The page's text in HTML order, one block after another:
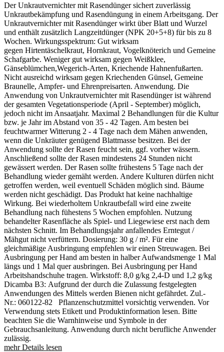
Der Unkrautvernichter mit Rasendünger sichert zuverlässig
Unkrautbekämpfung und Rasendüngung in einem Arbeitsgang. Der
Unkrautvernichter mit Rasendünger wirkt über Blatt und Wurzel
und enthält zusätzlich Langzeitdünger (NPK 20+5+8) für bis zu 8
Wochen. Wirkungsspektrum: Gut wirksam
gegen Hirtentäschelkraut, Hornkraut, Vogelknöterich und Gemeine
Schafgarbe. Weniger gut wirksam gegen Weißklee,
Gänseblümchen,Wegerich-Arten, Kriechende Hahnenfußarten.
Nicht ausreichd wirksam gegen Kriechenden Günsel, Gemeine
Braunelle, Ampfer- und Ehrenpreisarten. Anwendung. Die
Anwendung von Unkrautvernichter mit Rasendünger ist während
der gesamten Vegetationsperiode (April - September) möglich,
jedoch nicht im Ansaatjahr. Maximal 2 Behandlungen für die Kultur
bzw. je Jahr im Abstand von 35 - 42 Tagen. Am besten bei
feuchtwarmer Witterung 2 - 4 Tage nach dem Mähen anwenden,
wenn die Unkräuter genügend Blattmasse besitzen. Bei der
Anwendung sollte der Rasen feucht sein, ggf. vorher wässern.
Anschließend sollte der Rasen mindestens 24 Stunden nicht
gewässert werden. Der Rasen sollte frühestens 5 Tage nach der
Behandlung wieder gemäht werden. Andere Kulturen dürfen nicht
getroffen werden, weil eventuell Schäden möglich sind. Bäume
werden nicht geschädigt. Das Produkt hat keine nachhaltige
Wirkung. Bei wiederholtem Unkrautbefall wird eine zweite
Behandlung nach fühestens 5 Wochen empfohlen. Nutzung
behandelter Rasenfläche als Spiel- und Liegewiese erst nach dem
nächsten Schnitt. Im Behandlungsjahr anfallendes Erntegut /
Mähgut nicht verfüttern. Dosierung: 30 g / m². Für eine
gleichmäßige Ausbringung empfehlen wir einen Streuwagen. Bei
Ausbringung per Hand am besten in halber Aufwandsmenge 1 Mal
längs und 1 Mal quer ausbringen. Bei Ausbringung per Hand
Arbeitshandschuhe tragen. Wirkstoff: 8,0 g/kg 2,4-D und 1,2 g/kg
Dicamba B3: Aufgrund der durch die Zulassung festgelegten
Anwendungen des Mittels werden Bienen nicht gefährdet. Zul.-
Nr.: 060122-82 Pflanzenschutzmittel vorsichtig verwenden. Vor
Verwendung stets Etikett und Produktinformation lesen. Bitte
beachten Sie die Warnhinweise und Symbole in der
Gebrauchsanleitung. Anwendung durch nicht berufliche Anwender
zulässig.
mehr Details lesen